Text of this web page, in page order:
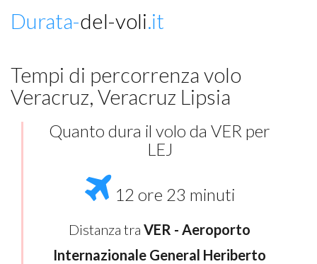
Durata-del-voli.it
Tempi di percorrenza volo
Veracruz, Veracruz Lipsia
Quanto dura il volo da VER per
LEJ
12 ore 23 minuti
Distanza tra VER - Aeroporto
Internazionale General Heriberto